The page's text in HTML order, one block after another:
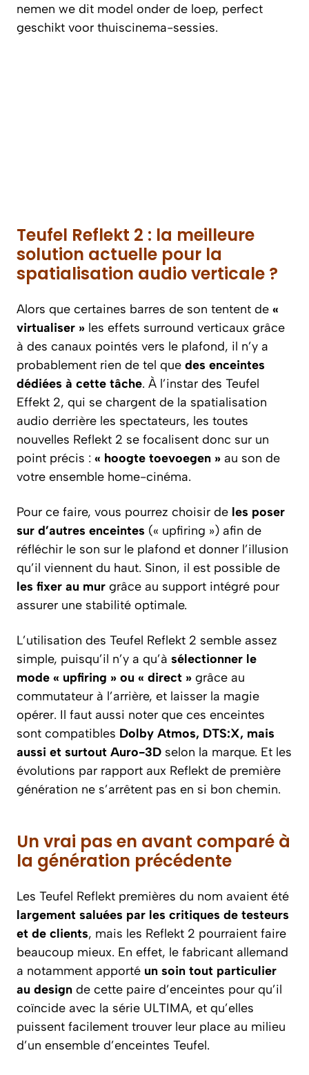
nemen we dit model onder de loep, perfect
geschikt voor thuiscinema-sessies.
Teufel Reflekt 2 : la meilleure
solution actuelle pour la
spatialisation audio verticale ?
Alors que certaines barres de son tentent de «
virtualiser » les effets surround verticaux grâce
à des canaux pointés vers le plafond, il n’y a
probablement rien de tel que des enceintes
dédiées à cette tâche. À l’instar des Teufel
Effekt 2, qui se chargent de la spatialisation
audio derrière les spectateurs, les toutes
nouvelles Reflekt 2 se focalisent donc sur un
point précis : « hoogte toevoegen » au son de
votre ensemble home-cinéma.
Pour ce faire, vous pourrez choisir de les poser
sur d’autres enceintes (« upfiring ») afin de
réfléchir le son sur le plafond et donner l’illusion
qu’il viennent du haut. Sinon, il est possible de
les fixer au mur grâce au support intégré pour
assurer une stabilité optimale.
L’utilisation des Teufel Reflekt 2 semble assez
simple, puisqu’il n’y a qu’à sélectionner le
mode « upfiring » ou « direct » grâce au
commutateur à l’arrière, et laisser la magie
opérer. Il faut aussi noter que ces enceintes
sont compatibles Dolby Atmos, DTS:X, mais
aussi et surtout Auro-3D selon la marque. Et les
évolutions par rapport aux Reflekt de première
génération ne s’arrêtent pas en si bon chemin.
Un vrai pas en avant comparé à
la génération précédente
Les Teufel Reflekt premières du nom avaient été
largement saluées par les critiques de testeurs
et de clients, mais les Reflekt 2 pourraient faire
beaucoup mieux. En effet, le fabricant allemand
a notamment apporté un soin tout particulier
au design de cette paire d’enceintes pour qu’il
coïncide avec la série ULTIMA, et qu’elles
puissent facilement trouver leur place au milieu
d’un ensemble d’enceintes Teufel.